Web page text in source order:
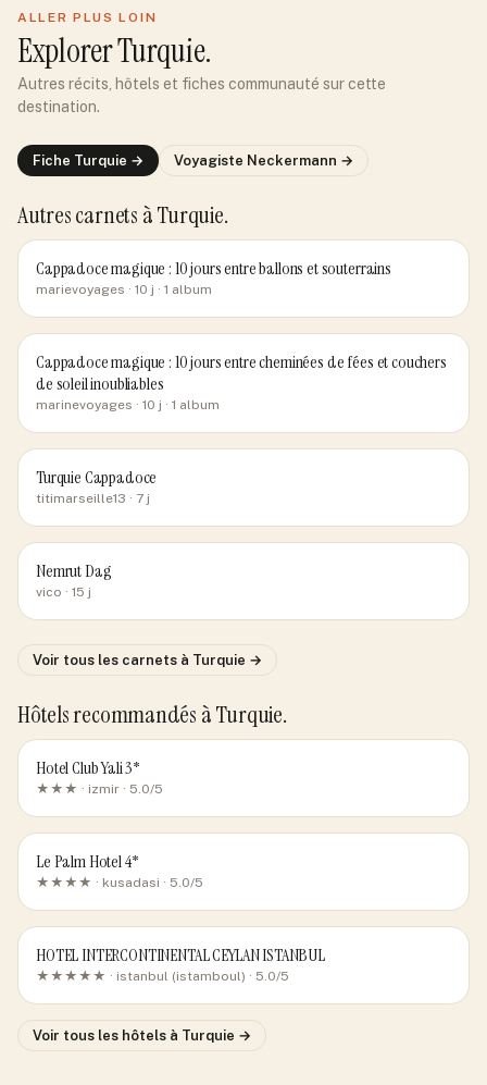
ALLER PLUS LOIN
ExplorerTurquie.
Autres récits, hôtels et fiches communauté sur cette
destination.
Fiche Turquie → Voyagiste Neckermann →
Autres carnets à Turquie.
Cappadoce magique : 10 jours entre ballons et souterrains
marievoyages · 10 j · 1 album
Cappadoce magique : 10 jours entre cheminées de fées et couchers
de soleil inoubliables
marinevoyages · 10 j · 1 album
Turquie Cappadoce
titimarseille13 · 7 j
Nemrut Dag
vico · 15 j
Voir tous les carnets à Turquie →
Hôtels recommandés à Turquie.
Hotel Club Yali 3*
★★★ · izmir · 5.0/5
Le Palm Hotel 4*
★★★★ · kusadasi · 5.0/5
HOTEL INTERCONTINENTAL CEYLAN ISTANBUL
★★★★★ · istanbul (istamboul) · 5.0/5
Voir tous les hôtels à Turquie →